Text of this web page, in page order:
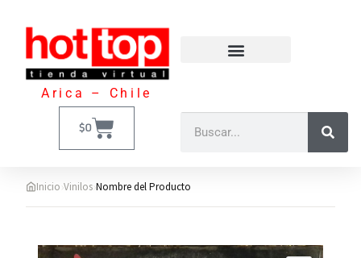
Arica – Chile
$0
Inicio›Vinilos›Nombre del Producto